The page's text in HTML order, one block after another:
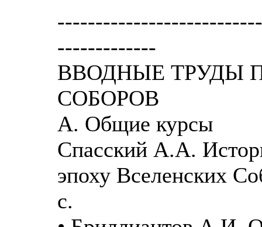
-------------
ВВОДНЫЕ ТРУДЫ
СОБОРОВ
A. Общие курсы
Спасский А.А.
эпоху Вселенских
с.